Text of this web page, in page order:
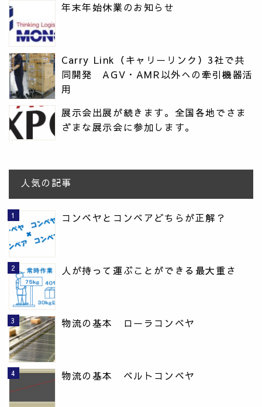
年末年始休業のお知らせ
Carry Link（キャリーリンク）3社で共
同開発 AGV・AMR以外への牽引機器活
用
展示会出展が続きます。全国各地でさま
ざまな展示会に参加します。
人気の記事
コンベヤとコンベアどちらが正解？
人が持って運ぶことができる最大重さ
物流の基本 ローラコンベヤ
物流の基本 ベルトコンベヤ